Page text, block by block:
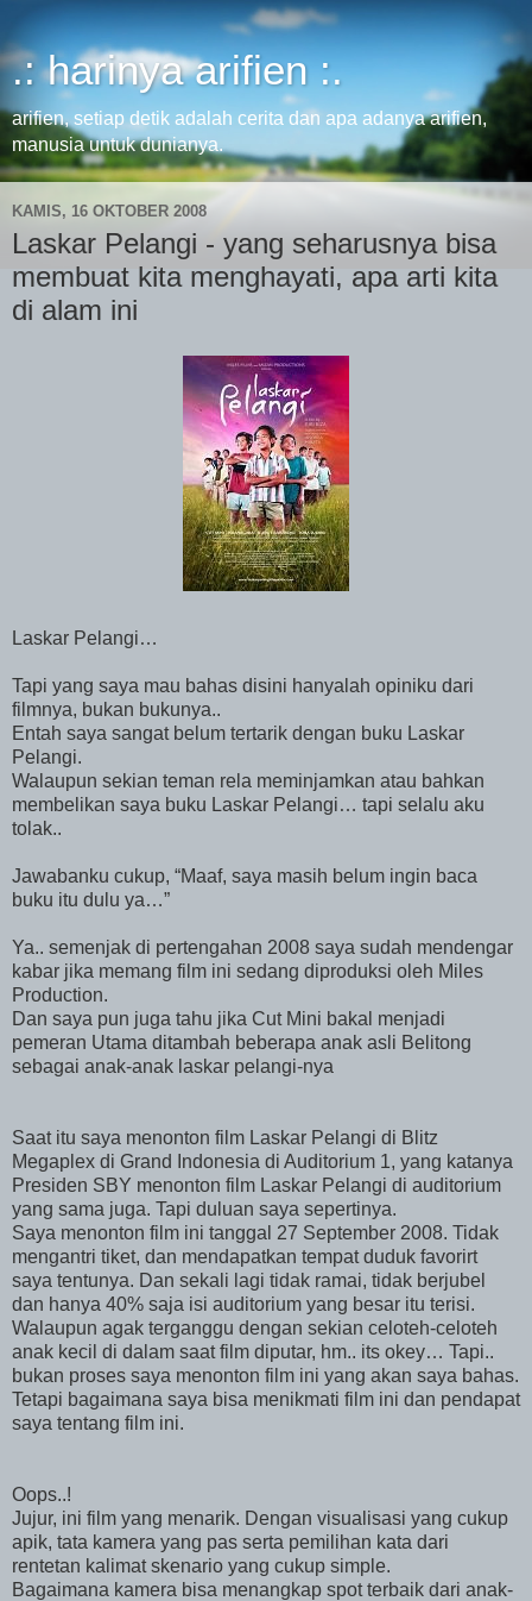
.: harinya arifien :.
arifien, setiap detik adalah cerita dan apa adanya arifien,
manusia untuk dunianya.
KAMIS, 16 OKTOBER 2008
Laskar Pelangi - yang seharusnya bisa
membuat kita menghayati, apa arti kita
di alam ini
Laskar Pelangi…
Tapi yang saya mau bahas disini hanyalah opiniku dari
filmnya, bukan bukunya..
Entah saya sangat belum tertarik dengan buku Laskar
Pelangi.
Walaupun sekian teman rela meminjamkan atau bahkan
membelikan saya buku Laskar Pelangi… tapi selalu aku
tolak..
Jawabanku cukup, “Maaf, saya masih belum ingin baca
buku itu dulu ya…”
Ya.. semenjak di pertengahan 2008 saya sudah mendengar
kabar jika memang film ini sedang diproduksi oleh Miles
Production.
Dan saya pun juga tahu jika Cut Mini bakal menjadi
pemeran Utama ditambah beberapa anak asli Belitong
sebagai anak-anak laskar pelangi-nya
Saat itu saya menonton film Laskar Pelangi di Blitz
Megaplex di Grand Indonesia di Auditorium 1, yang katanya
Presiden SBY menonton film Laskar Pelangi di auditorium
yang sama juga. Tapi duluan saya sepertinya.
Saya menonton film ini tanggal 27 September 2008. Tidak
mengantri tiket, dan mendapatkan tempat duduk favorirt
saya tentunya. Dan sekali lagi tidak ramai, tidak berjubel
dan hanya 40% saja isi auditorium yang besar itu terisi.
Walaupun agak terganggu dengan sekian celoteh-celoteh
anak kecil di dalam saat film diputar, hm.. its okey… Tapi..
bukan proses saya menonton film ini yang akan saya bahas.
Tetapi bagaimana saya bisa menikmati film ini dan pendapat
saya tentang film ini.
Oops..!
Jujur, ini film yang menarik. Dengan visualisasi yang cukup
apik, tata kamera yang pas serta pemilihan kata dari
rentetan kalimat skenario yang cukup simple.
Bagaimana kamera bisa menangkap spot terbaik dari anak-